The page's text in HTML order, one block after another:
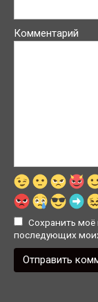
Комментарий
Сохранить моё
последующих